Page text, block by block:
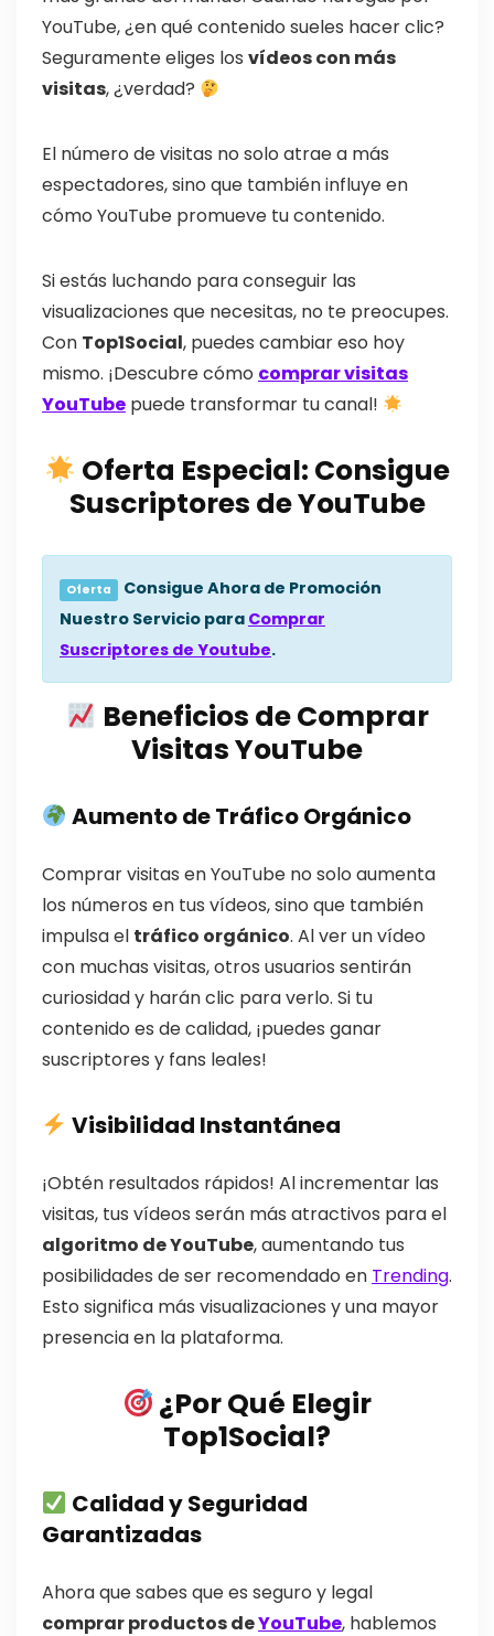
YouTube, ¿en qué contenido sueles hacer clic?
Seguramente eliges los vídeos con más
visitas, ¿verdad?
El número de visitas no solo atrae a más
espectadores, sino que también influye en
cómo YouTube promueve tu contenido.
Si estás luchando para conseguir las
visualizaciones que necesitas, no te preocupes.
Con Top1Social, puedes cambiar eso hoy
mismo. ¡Descubre cómo comprar visitas
YouTubepuede transformar tu canal!
Oferta Especial: Consigue
Suscriptores de YouTube
Oferta
Consigue Ahora de Promoción
Nuestro Servicio para Comprar
Suscriptores de Youtube.
Beneficios de Comprar
Visitas YouTube
Aumento de Tráfico Orgánico
Comprar visitas en YouTube no solo aumenta
los números en tus vídeos, sino que también
impulsa el tráfico orgánico. Al ver un vídeo
con muchas visitas, otros usuarios sentirán
curiosidad y harán clic para verlo. Si tu
contenido es de calidad, ¡puedes ganar
suscriptores y fans leales!
Visibilidad Instantánea
¡Obtén resultados rápidos! Al incrementar las
visitas, tus vídeos serán más atractivos para el
algoritmo de YouTube, aumentando tus
posibilidades de ser recomendado en Trending.
Esto significa más visualizaciones y una mayor
presencia en la plataforma.
¿Por Qué Elegir
Top1Social?
Calidad y Seguridad
Garantizadas
Ahora que sabes que es seguro y legal
comprar productos deYouTube, hablemos